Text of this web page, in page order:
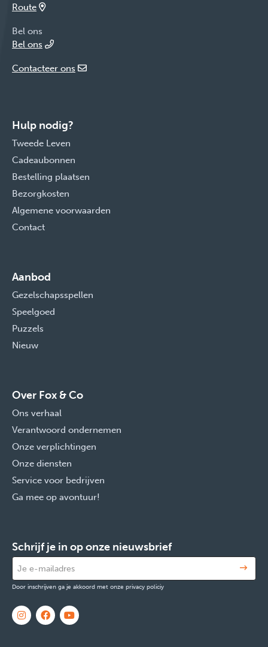
Route
Bel ons
Bel ons
Contacteer ons
Hulp nodig?
Tweede Leven
Cadeaubonnen
Bestelling plaatsen
Bezorgkosten
Algemene voorwaarden
Contact
Aanbod
Gezelschapsspellen
Speelgoed
Puzzels
Nieuw
Over Fox & Co
Ons verhaal
Verantwoord ondernemen
Onze verplichtingen
Onze diensten
Service voor bedrijven
Ga mee op avontuur!
Schrijf je in op onze nieuwsbrief
Door inschrijven ga je akkoord met onze privacy policiy